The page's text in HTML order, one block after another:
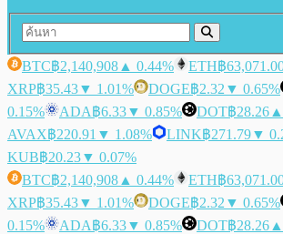
BTC฿2,140,908 ▲ 0.44% ETH฿
XRP฿35.43▼ 1.01% DOGE฿2.32 ▼ 0.65%
0.15%
ADA฿6.33▼ 0.85% DOT฿28.26
AVAX฿220.91 ▼ 1.08% LINK฿271.79▼
KUB฿20.23▼ 0.07%
BTC฿2,140,908 ▲ 0.44% ETH฿
XRP฿35.43▼ 1.01% DOGE฿2.32 ▼ 0.65%
0.15%
ADA฿6.33▼ 0.85% DOT฿28.26